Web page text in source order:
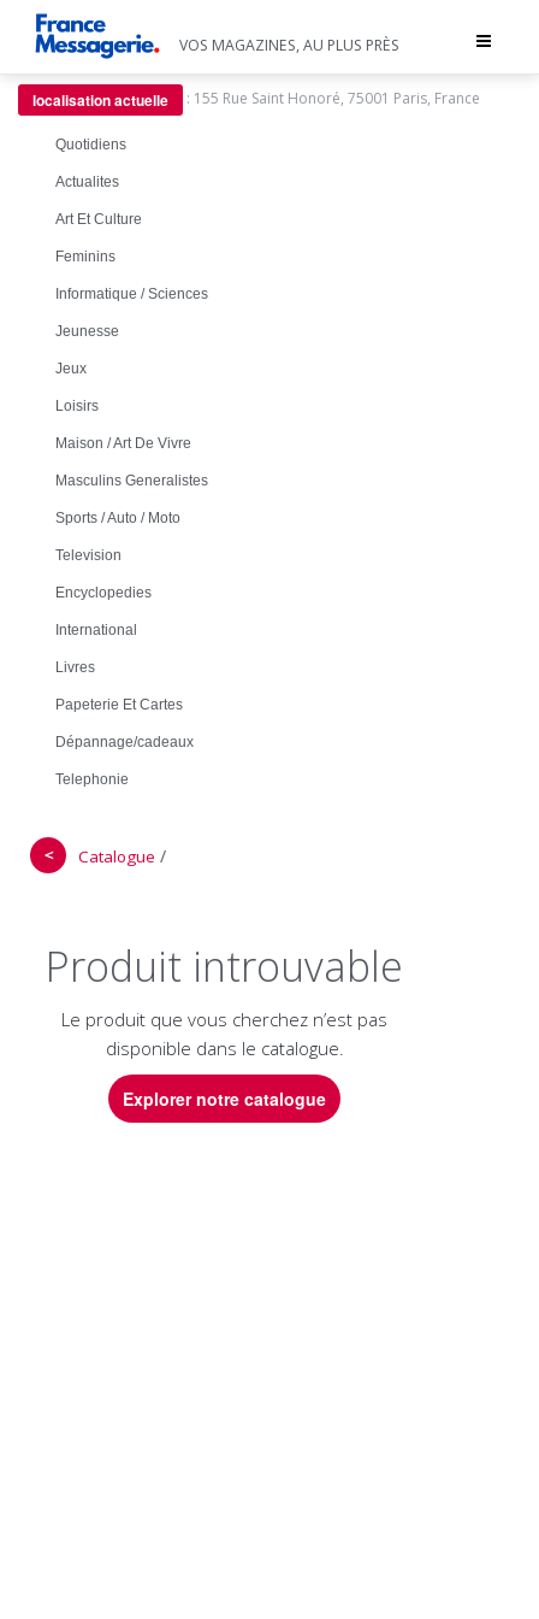
Toggle
VOS MAGAZINES, AU PLUS PRÈS
localisation actuelle : 155 Rue Saint Honoré, 75001 Paris, France
Quotidiens
Actualites
Art Et Culture
Feminins
Informatique / Sciences
Jeunesse
Jeux
Loisirs
Maison / Art De Vivre
Masculins Generalistes
Sports / Auto / Moto
Television
Encyclopedies
International
Livres
Papeterie Et Cartes
Dépannage/cadeaux
Telephonie
＜ Catalogue /
Produit introuvable
Le produit que vous cherchez n’est pas
disponible dans le catalogue.
Explorer notre catalogue